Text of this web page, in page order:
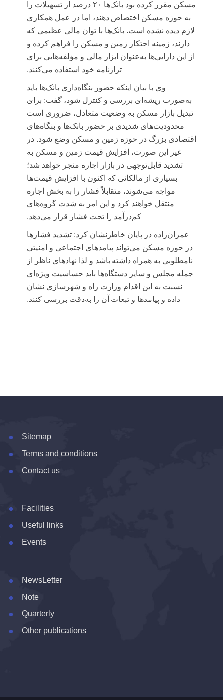
مسکن مقرر کرده بود بانک‌ها ۲۰ درصد از تسهیلات را
به حوزه مسکن اختصاص دهند، اما در عمل همکاری
لازم دیده نشده است. بانک‌ها با توان مالی عظیمی که
دارند، زمینه احتکار زمین و مسکن را فراهم کرده و
از این دارایی‌ها به‌عنوان ابزار مالی و مؤلفه‌هایی برای
ترازنامه خود استفاده می‌کنند.
وی با بیان اینکه حضور بنگاه‌داری بانک‌ها باید
به‌صورت ریشه‌ای بررسی و کنترل شود، گفت: برای
تبدیل بازار مسکن به وضعیت متعادل، ضروری است
محدودیت‌های شدیدی بر حضور بانک‌ها و بنگاه‌های
اقتصادی بزرگ در حوزه زمین و مسکن وضع شود. در
غیر این صورت، افزایش قیمت زمین و مسکن به
تشدید قابل‌توجهی در بازار اجاره منجر خواهد شد؛
بسیاری از مالکانی که اکنون با افزایش قیمت‌ها
مواجه می‌شوند، متقابلاً فشار را به بخش اجاره
منتقل خواهند کرد و این امر به شدت گروه‌های
کم‌درآمد را تحت فشار قرار می‌دهد.
عمران‌زاده در پایان خاطرنشان کرد: تشدید فشارها
در حوزه مسکن می‌تواند پیامدهای اجتماعی و امنیتی
نامطلوبی به همراه داشته باشد و لذا نهادهای ناظر از
جمله مجلس و سایر دستگاه‌ها باید حساسیت ویژه‌ای
نسبت به این اقدام وزارت راه و شهرسازی نشان
داده و پیامدها و تبعات آن را به‌دقت بررسی کنند.
Sitemap
Terms and conditions
Contact us
Facilities
Useful links
Events
NewsLetter
Note
Quarterly
Other publications